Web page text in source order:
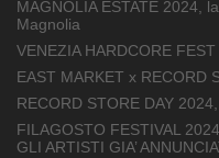
MAGNOLIA ESTATE 2024,
Magnolia
VENEZIA HARDCORE
EAST MARKET x RECORD
RECORD STORE DAY
FILAGOSTO FESTIVAL
GLI ARTISTI GIA’